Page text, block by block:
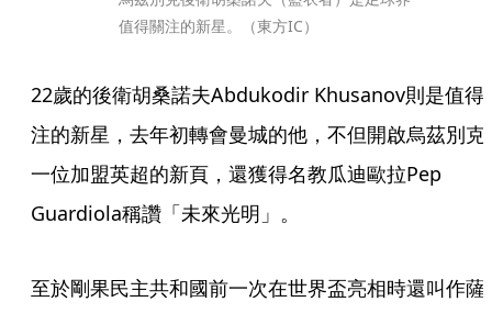
值得關注的新星。（東方IC）
22歲的後衛胡桑諾夫Abdukodir Khusanov則是值得
注的新星，去年初轉會曼城的他，不但開啟烏茲別克
一位加盟英超的新頁，還獲得名教瓜迪歐拉Pep
Guardiola稱讚「未來光明」。
至於剛果民主共和國前一次在世界盃亮相時還叫作薩